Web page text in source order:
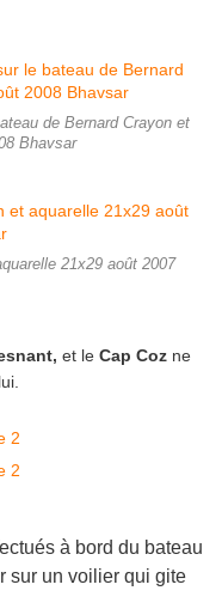
de Bernard Crayon et
Bhavsar
21x29 août 2007
et le Cap Coz ne
à bord du bateau
sur un voilier qui gite